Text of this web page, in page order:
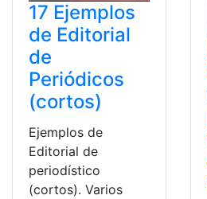
17 Ejemplos
de Editorial
de
Periódicos
(cortos)
Ejemplos de
Editorial de
periodístico
(cortos). Varios